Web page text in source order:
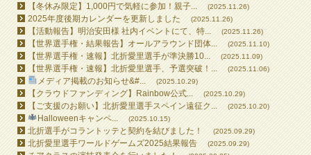
【冬休み限定】1,000円で気軽に参加！親子... (2025.11.26)
2025年度後期カレンダーを更新しました (2025.11.26)
【活動報告】明治安田様 社内イベントにて、特... (2025.11.26)
【世界選手権・結果報告】オールアラウンド団体... (2025.11.10)
【世界選手権・速報】北折愛里選手が準決勝10... (2025.11.09)
【世界選手権・速報】北折愛里選手、予選突破！... (2025.11.06)
メディア掲載のお知らせ&#... (2025.10.29)
【クラウドファンディング】Rainbow公式... (2025.10.29)
【ご支援のお願い】北折愛里選手スペイン遠征ク... (2025.10.20)
Halloweenキャンペ... (2025.10.15)
北折選手がコラントッテと契約を結びました！ (2025.09.29)
北折愛里選手ワールドゲームズ2025結果報告 (2025.09.29)